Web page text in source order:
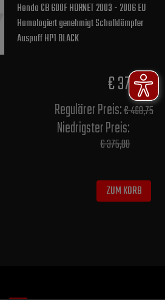
Honda CB 600F HORNET 2003 - 2006 EU
Homologiert genehmigt Schalldämpfer
Auspuff HP1 BLACK
€ 375,00
Regulärer Preis:€ 468,75
Niedrigster Preis:
€ 375,00
ZUM KORB